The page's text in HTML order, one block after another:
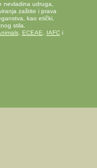
nevladina udruga,
zaštite i prava
kao etički,
stila.
, ECEAE IAFCi